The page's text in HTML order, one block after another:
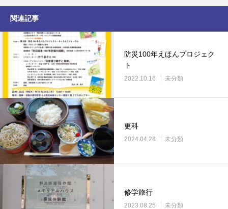
関連記事
防災100年えほんプロジェク
ト
2022.10.16 未分類
更科
2024.04.28 未分類
修学旅行
2023.08.25 未分類